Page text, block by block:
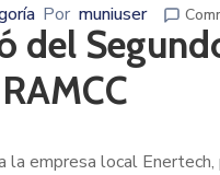
Por muniuser
del
empresa local